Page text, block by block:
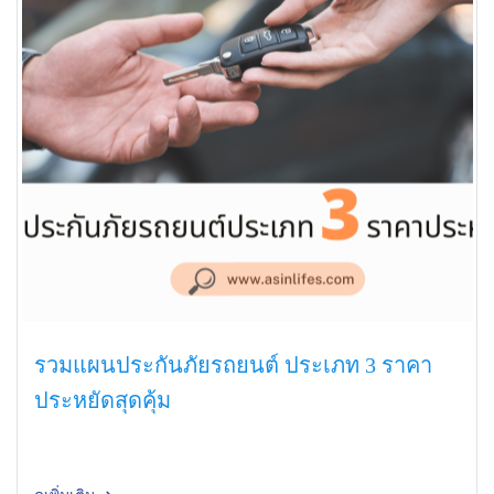
รวมแผนประกันภัยรถยนต์ ประเภท 3 ราคา
ประหยัดสุดคุ้ม